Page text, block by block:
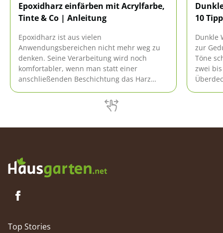
Epoxidharz einfärben mit Acrylfarbe,
Tinte & Co | Anleitung
Epoxidharz ist aus vielen
Anwendungsbereichen nicht mehr weg zu
denken. Seine Verarbeitung wird noch
komfortabler, wenn man statt einer
anschließenden Beschichtung das Harz
und wie das gelingt, erfahren Sie bei uns.
10
Dunkle
zur
Töne
zwei
Top Stories